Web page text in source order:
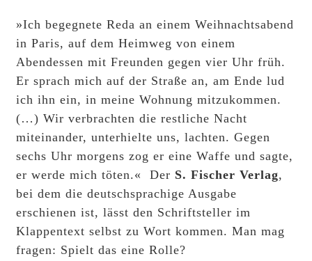
»Ich begegnete Reda an einem Weihnachtsabend
in Paris, auf dem Heimweg von einem
Abendessen mit Freunden gegen vier Uhr früh.
Er sprach mich auf der Straße an, am Ende lud
ich ihn ein, in meine Wohnung mitzukommen.
(…) Wir verbrachten die restliche Nacht
miteinander, unterhielte uns, lachten. Gegen
sechs Uhr morgens zog er eine Waffe und sagte,
er werde mich töten.« Der S. Fischer Verlag,
bei dem die deutschsprachige Ausgabe
erschienen ist, lässt den Schriftsteller im
Klappentext selbst zu Wort kommen. Man mag
fragen: Spielt das eine Rolle?